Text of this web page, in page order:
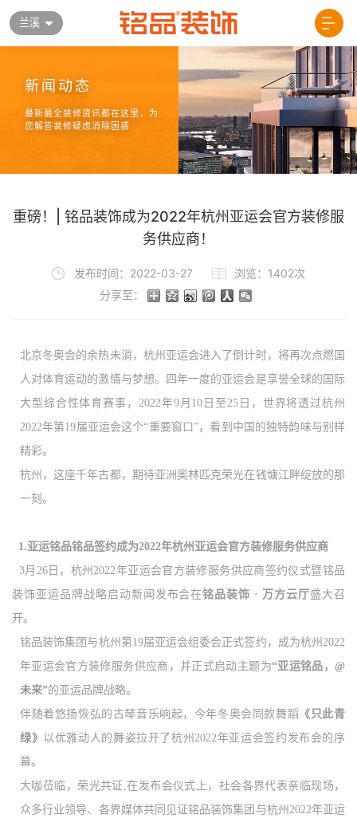
兰溪
新闻动态
最新最全装修资讯都在这里，为
您解答装修疑虑消除困惑
重磅！| 铭品装饰成为2022年杭州亚运会官方装修服
务供应商！
发布时间：2022-03-27
浏览：1402次
分享至：
北京冬奥会的余热未消，杭州亚运会进入了倒计时，将再次点燃国
人对体育运动的激情与梦想。四年一度的亚运会是享誉全球的国际
大型综合性体育赛事， 2022年9月10日至25日，世界将透过杭州
2022年第19届亚运会这个“重要窗口”，看到中国的独特韵味与别样
精彩。
杭州，这座千年古都，期待亚洲奥林匹克荣光在钱塘江畔绽放的那
一刻。
1.亚运铭品铭品签约成为2022年杭州亚运会官方装修服务供应商
3月26日，杭州2022年亚运会官方装修服务供应商签约仪式暨铭品
装饰亚运品牌战略启动新闻发布会在铭品装饰 · 万方云厅盛大召
开。
铭品装饰集团与杭州第19届亚运会组委会正式签约，成为杭州2022
年亚运会官方装修服务供应商，并正式启动主题为“亚运铭品，@
未来”的亚运品牌战略。
伴随着悠扬恢弘的古琴音乐响起，今年冬奥会同款舞蹈 《只此青
绿》 以优雅动人的舞姿拉开了杭州 2022年亚运会签约发布会的序
幕。
大咖莅临，荣光共证 ,在发布会仪式上，社会各界代表亲临现场，
众多行业领导、各界媒体共同见证铭品装饰集团与杭州2022年亚运